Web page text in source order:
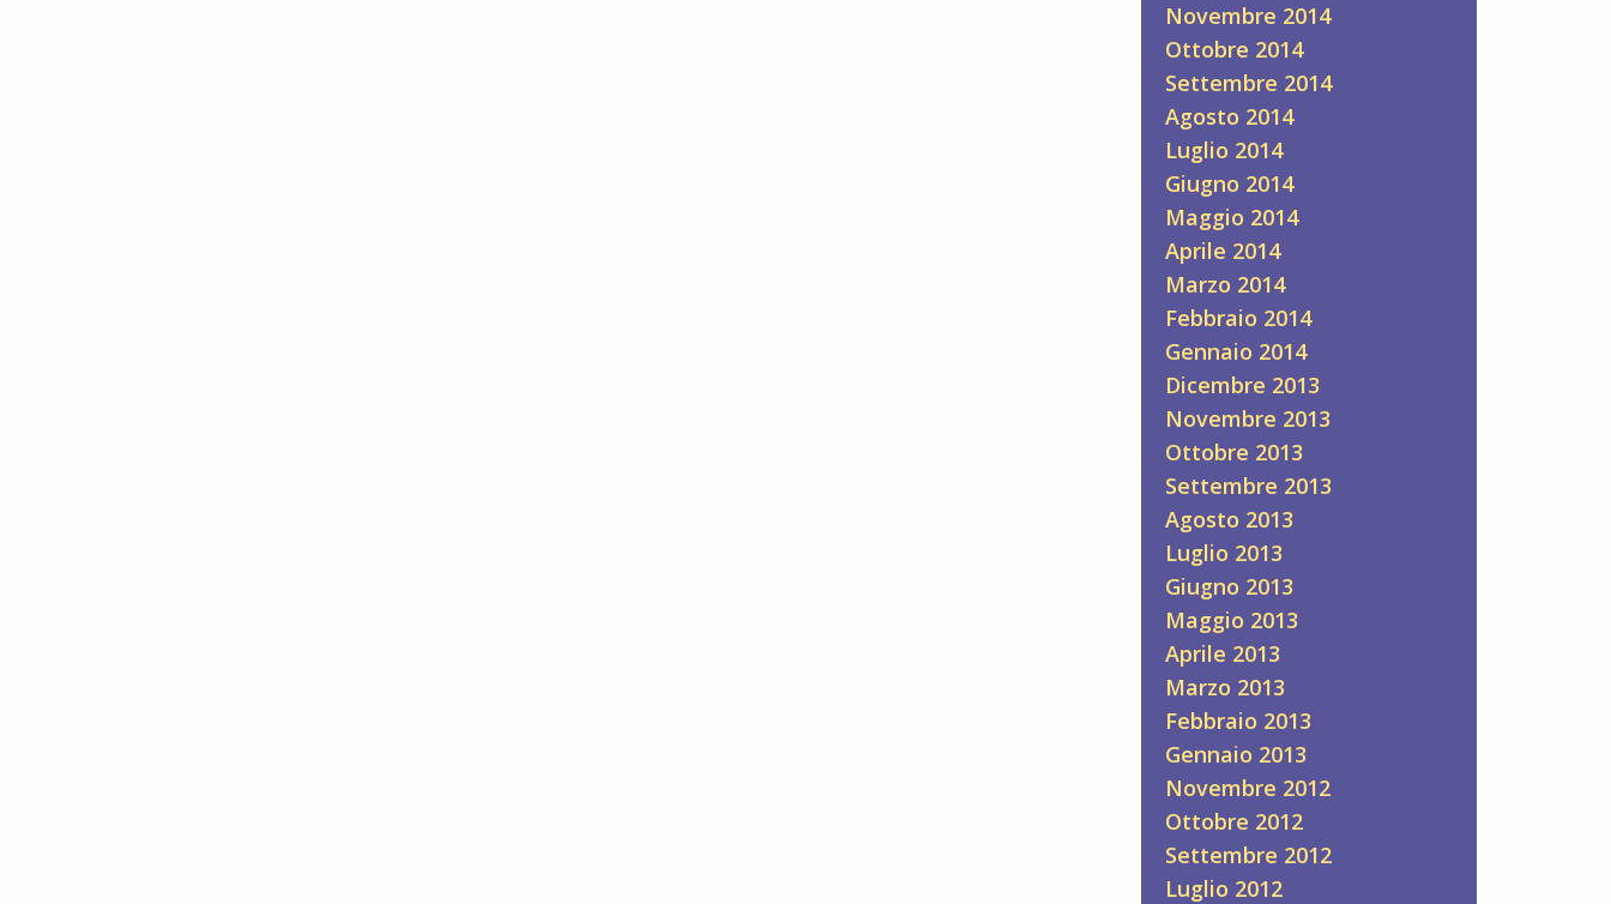
Novembre 2014
Ottobre 2014
Settembre 2014
Agosto 2014
Luglio 2014
Giugno 2014
Maggio 2014
Aprile 2014
Marzo 2014
Febbraio 2014
Gennaio 2014
Dicembre 2013
Novembre 2013
Ottobre 2013
Settembre 2013
Agosto 2013
Luglio 2013
Giugno 2013
Maggio 2013
Aprile 2013
Marzo 2013
Febbraio 2013
Gennaio 2013
Novembre 2012
Ottobre 2012
Settembre 2012
Luglio 2012